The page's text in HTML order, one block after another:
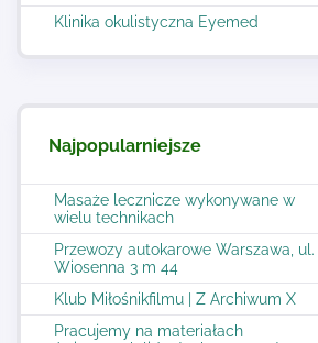
Klinika okulistyczna Eyemed
Najpopularniejsze
Masaże lecznicze wykonywane w
wielu technikach
Przewozy autokarowe Warszawa, ul.
Wiosenna 3 m 44
Klub Miłośnikfilmu | Z Archiwum X
Pracujemy na materiałach